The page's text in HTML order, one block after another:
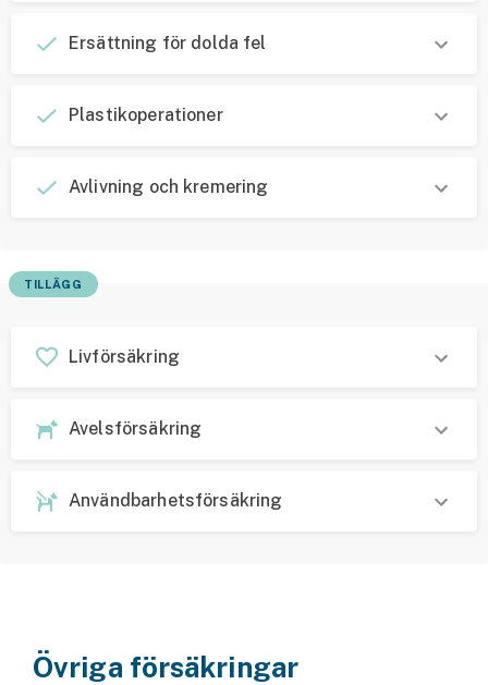
Ersättning för dolda fel
Plastikoperationer
Avlivning och kremering
TILLÄGG
Livförsäkring
Avelsförsäkring
Användbarhetsförsäkring
Övriga försäkringar